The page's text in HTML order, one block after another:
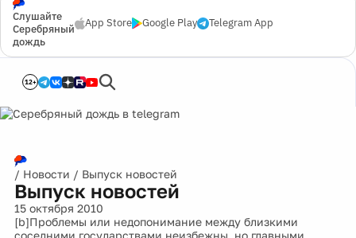
Слушайте
Серебряный
дождь
App Store Google Play Telegram App
12+
/ Новости / Выпуск новостей
Выпуск новостей
15 октября 2010
[b]Проблемы или недопонимание между близкими